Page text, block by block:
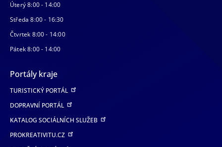
Úterý 8:00 - 14:00
Středa 8:00 - 16:30
Čtvrtek 8:00 - 14:00
Pátek 8:00 - 14:00
Portály kraje
TURISTICKÝ PORTÁL
DOPRAVNÍ PORTÁL
KATALOG SOCIÁLNÍCH SLUŽEB
PROKREATIVITU.CZ